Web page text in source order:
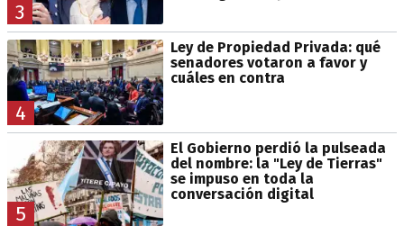
3
4
Ley de Propiedad Privada: qué
senadores votaron a favor y
cuáles en contra
5
El Gobierno perdió la pulseada
del nombre: la "Ley de Tierras"
se impuso en toda la
conversación digital